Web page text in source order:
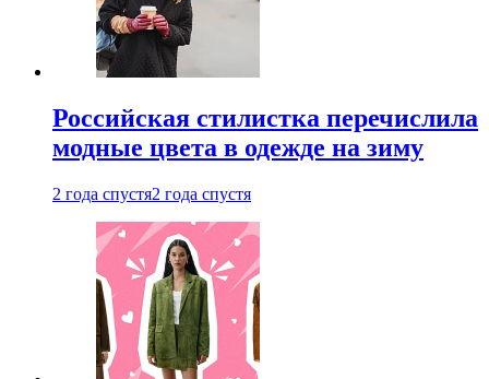
Российская стилистка перечислила
модные цвета в одежде на зиму
2 года спустя2 года спустя